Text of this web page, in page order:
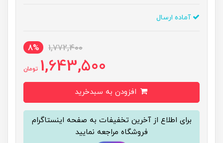
آماده ارسال
1,772,400
8%
1,643,500 تومان
برای اطلاع از آخرین تخفیفات به صفحه اینستاگرام
فروشگاه مراجعه نمایید